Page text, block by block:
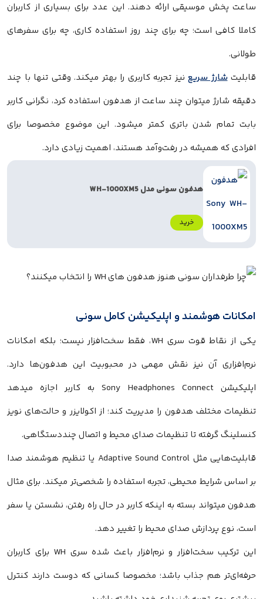
ساعت پخش موسیقی ارائه دهند. این عدد برای بسیاری از کاربران
کاملا کافی است؛ چه برای چند روز استفاده کاری، چه برای سفرهای
طولانی.
قابلیتشارژ سریع نیز تجربه کاربری را بهتر میکند. وقتی تنها با چند
دقیقه شارژ میتوان چند ساعت از هدفون استفاده کرد، نگرانی کاربر
بابت تمام شدن باتری کمتر میشود. این موضوع مخصوصا برای
افرادی که همیشه در رفت‌وآمد هستند، اهمیت زیادی دارد.
هدفون سونی مدل WH-1000XM5
خرید
امکانات هوشمند و اپلیکیشن کامل سونی
یکی از نقاط قوت سری WH، فقط سخت‌افزار نیست؛ بلکه امکانات
نرم‌افزاری آن نیز نقش مهمی در محبوبیت این هدفون‌ها دارد.
اپلیکیشن Sony Headphones Connect به کاربر اجازه میدهد
تنظیمات مختلف هدفون را مدیریت کند؛ از اکولایزر و حالت‌های نویز
کنسلینگ گرفته تا تنظیمات صدای محیط و اتصال چنددستگاهی.
قابلیت‌هایی مثل Adaptive Sound Control یا تنظیم هوشمند صدا
بر اساس شرایط محیطی، تجربه استفاده را شخصی‌تر میکند. برای مثال
هدفون میتواند بسته به اینکه کاربر در حال راه رفتن، نشستن یا سفر
است، نوع پردازش صدای محیط را تغییر دهد.
این ترکیب سخت‌افزار و نرم‌افزار باعث شده سری WH برای کاربران
حرفه‌ای‌تر هم جذاب باشد؛ مخصوصا کسانی که دوست دارند کنترل